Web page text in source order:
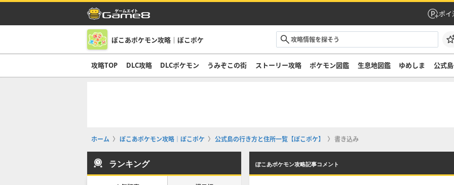
ポイ
ぽこあポケモン攻略｜ぽこポケ
攻略TOP DLC攻略 DLCポケモン うみぞこの街 ストーリー攻略 ポケモン図鑑 生息地図鑑 ゆめしま 公式
ホーム ぽこあポケモン攻略｜ぽこポケ 公式島の行き方と住所一覧【ぽこポケ】 書き込み
ぽこあポケモン攻略記事コメント
ランキング